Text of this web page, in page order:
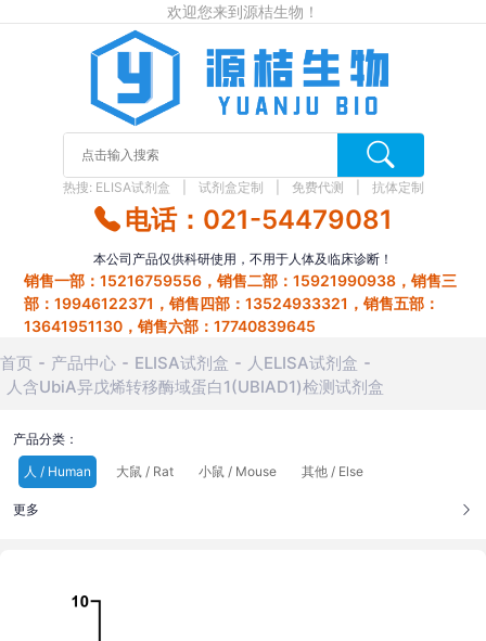
欢迎您来到源桔生物！
热搜: ELISA试剂盒 试剂盒定制 免费代测 抗体定制
电话：021-54479081
本公司产品仅供科研使用，不用于人体及临床诊断！
销售一部：15216759556，销售二部：15921990938，销售三
部：19946122371，销售四部：13524933321，销售五部：
13641951130，销售六部：17740839645
首页 产品中心 ELISA试剂盒
人ELISA试剂盒
人含UbiA异戊烯转移酶域蛋白1(UBIAD1)检测试剂盒
产品分类：
人 / Human
大鼠 / Rat 小鼠 / Mouse 其他 / Else
更多